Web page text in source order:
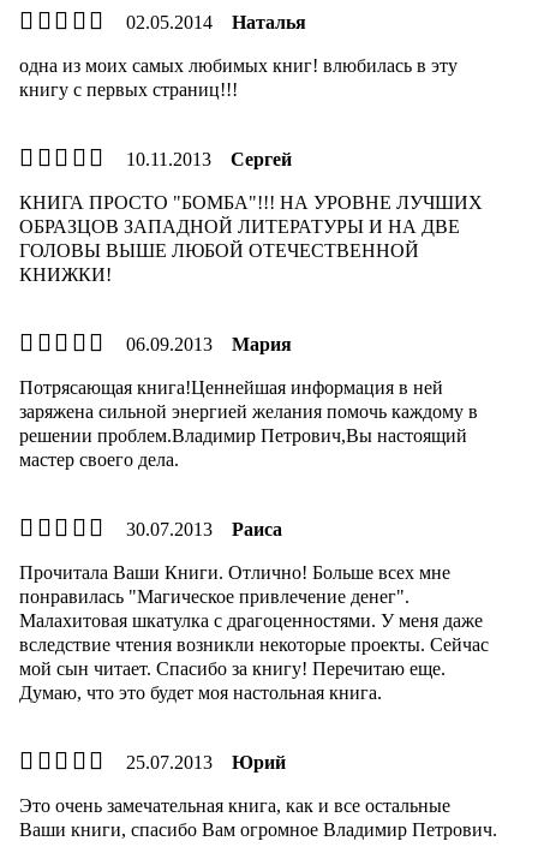
02.05.2014 Наталья
одна из моих самых любимых книг! влюбилась в эту
книгу с первых страниц!!!
10.11.2013 Сергей
КНИГА ПРОСТО "БОМБА"!!! НА УРОВНЕ ЛУЧШИХ
ОБРАЗЦОВ ЗАПАДНОЙ ЛИТЕРАТУРЫ И НА ДВЕ
ГОЛОВЫ ВЫШЕ ЛЮБОЙ ОТЕЧЕСТВЕННОЙ
КНИЖКИ!
06.09.2013 Мария
Потрясающая книга!Ценнейшая информация в ней
заряжена сильной энергией желания помочь каждому в
решении проблем.Владимир Петрович,Вы настоящий
мастер своего дела.
30.07.2013 Раиса
Прочитала Ваши Книги. Отлично! Больше всех мне
понравилась "Магическое привлечение денег".
Малахитовая шкатулка с драгоценностями. У меня даже
вследствие чтения возникли некоторые проекты. Сейчас
мой сын читает. Спасибо за книгу! Перечитаю еще.
Думаю, что это будет моя настольная книга.
25.07.2013 Юрий
Это очень замечательная книга, как и все остальные
Ваши книги, спасибо Вам огромное Владимир Петрович.